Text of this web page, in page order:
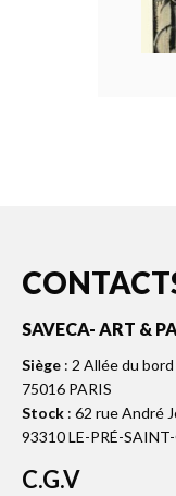
SAVECA- ART &
Siège : 2 Allée du bord
75016 PARIS
Stock : 62 rue André
93310 LE-PRÉ-
C.G.V